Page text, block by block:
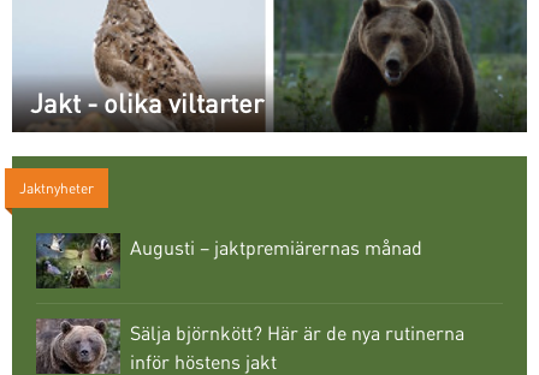
Jakt - olika viltarter
Jaktnyheter
Augusti – jaktpremiärernas månad
Sälja björnkött? Här är de nya rutinerna
inför höstens jakt